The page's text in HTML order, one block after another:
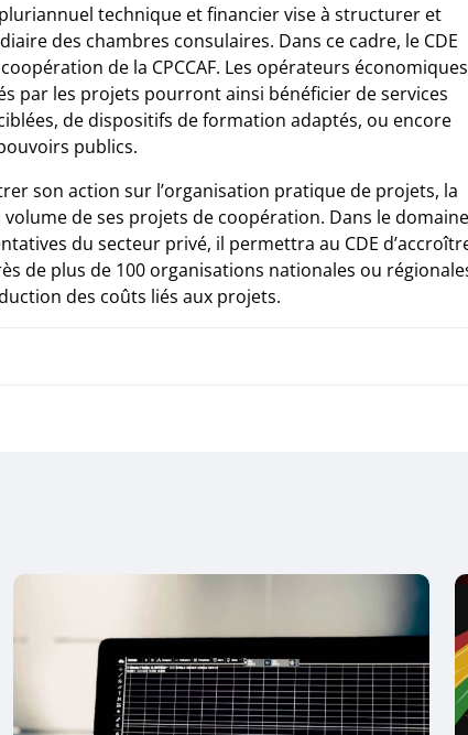
technique et financier vise à structurer et
des chambres consulaires. Dans ce cadre, le CDE
de la CPCCAF. Les opérateurs économiques
par les projets pourront ainsi bénéficier de services
de dispositifs de formation adaptés, ou encore
publics.
son action sur l’organisation pratique de projets, la
de ses projets de coopération. Dans le domaine
du secteur privé, il permettra au CDE
de plus de 100 organisations nationales ou
des coûts liés aux projets.